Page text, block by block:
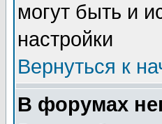
могут быть и
настройки
Вернуться к
В форумах